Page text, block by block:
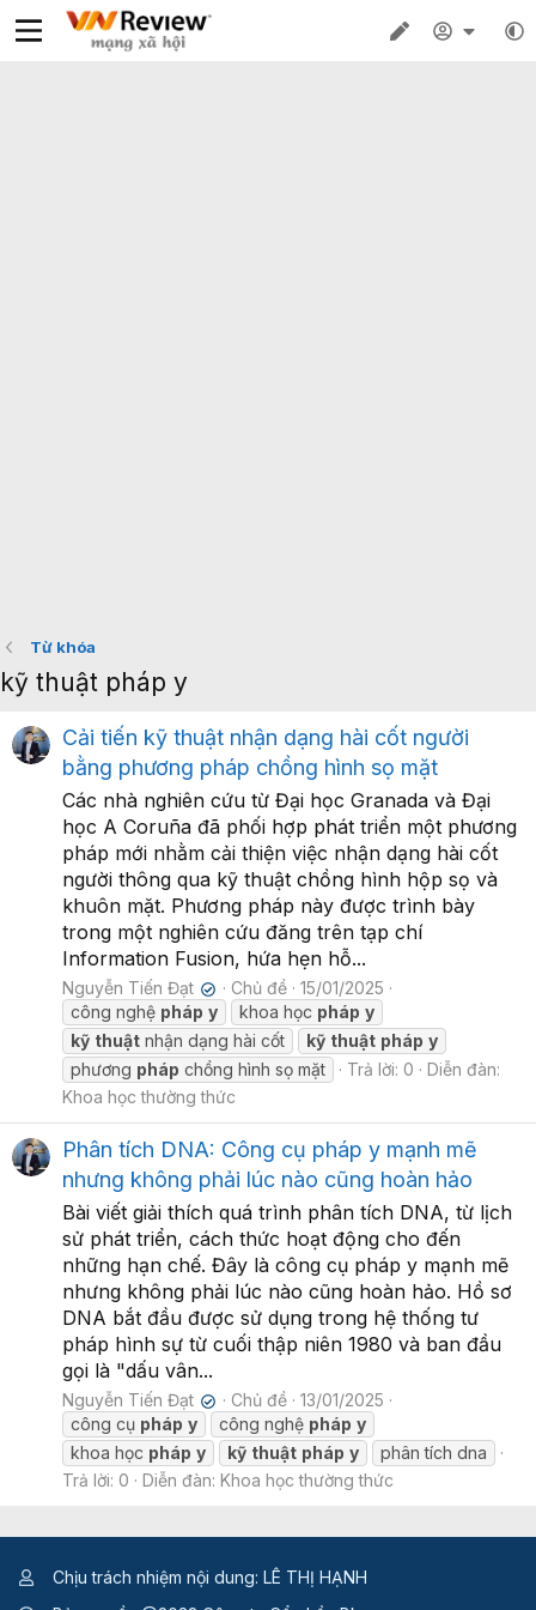
Từ khóa
kỹ thuật pháp y
Cải tiến kỹ thuật nhận dạng hài cốt người
bằng phương pháp chồng hình sọ mặt
Các nhà nghiên cứu từ Đại học Granada và Đại
học A Coruña đã phối hợp phát triển một phương
pháp mới nhằm cải thiện việc nhận dạng hài cốt
người thông qua kỹ thuật chồng hình hộp sọ và
khuôn mặt. Phương pháp này được trình bày
trong một nghiên cứu đăng trên tạp chí
Information Fusion, hứa hẹn hỗ...
Nguyễn Tiến Đạt ✔ Chủ đề
15/01/2025
công nghệ pháp y khoa học pháp y
kỹ thuật nhận dạng hài cốt kỹ thuật pháp y
phương pháp chồng hình sọ mặt Trả lời: 0
Diễn đàn:
Khoa học thường thức
Phân tích DNA: Công cụ pháp y mạnh mẽ
nhưng không phải lúc nào cũng hoàn hảo
Bài viết giải thích quá trình phân tích DNA, từ lịch
sử phát triển, cách thức hoạt động cho đến
những hạn chế. Đây là công cụ pháp y mạnh mẽ
nhưng không phải lúc nào cũng hoàn hảo. Hồ sơ
DNA bắt đầu được sử dụng trong hệ thống tư
pháp hình sự từ cuối thập niên 1980 và ban đầu
gọi là "dấu vân...
Nguyễn Tiến Đạt ✔ Chủ đề
13/01/2025
công cụ pháp y công nghệ pháp y
khoa học pháp y kỹ thuật pháp y
phân tích dna
Trả lời: 0
Diễn đàn: Khoa học thường thức
Chịu trách nhiệm nội dung: LÊ THỊ HẠNH